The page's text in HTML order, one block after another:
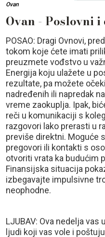
Ovan
Ovan - Poslovni
POSAO: Dragi Ovnovi,
tokom koje ćete imati
preuzmete vođstvo u
Energija koju ulažete u
rezultate, pa možete
nadređenih ili napredak
vreme zaokuplja. Ipak,
reči u komunikaciji s
razgovori lako prerasti u
previše direktni. Moguće
pregovori ili kontakti s
otvoriti vrata ka budućim
Finansijska situacija
izbegavajte impulsivne
neophodne.
LJUBAV: Ova nedelja
ljudi koji vas vole i